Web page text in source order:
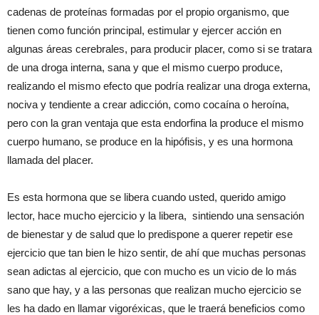
cadenas de proteínas formadas por el propio organismo, que
tienen como función principal, estimular y ejercer acción en
algunas áreas cerebrales, para producir placer, como si se tratara
de una droga interna, sana y que el mismo cuerpo produce,
realizando el mismo efecto que podría realizar una droga externa,
nociva y tendiente a crear adicción, como cocaína o heroína,
pero con la gran ventaja que esta endorfina la produce el mismo
cuerpo humano, se produce en la hipófisis, y es una hormona
llamada del placer.
Es esta hormona que se libera cuando usted, querido amigo
lector, hace mucho ejercicio y la libera, sintiendo una sensación
de bienestar y de salud que lo predispone a querer repetir ese
ejercicio que tan bien le hizo sentir, de ahí que muchas personas
sean adictas al ejercicio, que con mucho es un vicio de lo más
sano que hay, y a las personas que realizan mucho ejercicio se
les ha dado en llamar vigoréxicas, que le traerá beneficios como